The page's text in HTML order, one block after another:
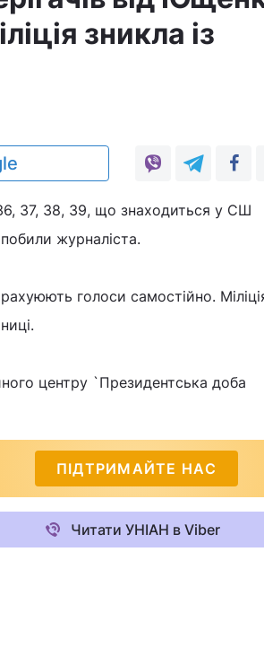
зникла із
37, 38, 39, що знаходиться у СШ
журналіста.
голоси самостійно.
центру `Президентська доба
ПІДТРИМАЙТЕ НАС
Читати УНІАН в Viber